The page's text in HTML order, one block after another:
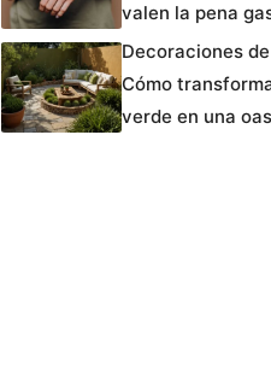
valen la pena
Decoraciones
Cómo
verde en una